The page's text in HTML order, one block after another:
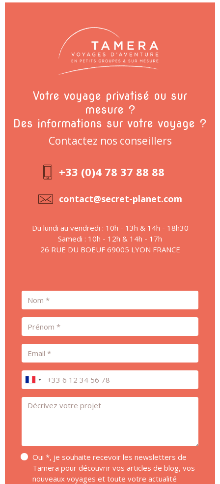
Votre voyage privatisé ou sur
mesure ?
Des informations sur votre voyage ?
Contactez nos conseillers
+33 (0)4 78 37 88 88
contact@secret-planet.com
Du lundi au vendredi : 10h - 13h & 14h - 18h30
Samedi : 10h - 12h & 14h - 17h
26 RUE DU BOEUF 69005 LYON FRANCE
Nom
Prénom
Email
Téléphone
Message *
Oui *, je souhaite recevoir les newsletters de
Tamera pour découvrir vos articles de blog, vos
nouveaux voyages et toute votre actualité